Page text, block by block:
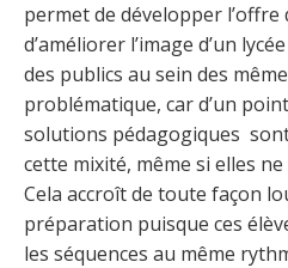
permet de développer
d’améliorer l’image d’un
des publics au sein des
problématique, car d’un
solutions pédagogiques
cette mixité, même si elles
Cela accroît de toute façon
préparation puisque ces
les séquences au même